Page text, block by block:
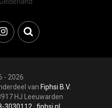
- 2026
van Fiphsi B.V.
HJ Leeuwarden